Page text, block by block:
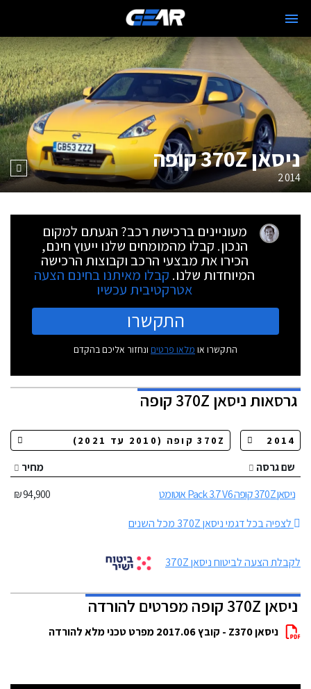
ניסאן 370Z קופה
2014
מעוניינים ברכישת רכב? הגעתם למקום
הנכון. קבלו מהמומחים שלנו ייעוץ חינם,
הכירו את מבצעי הרכב וקבוצות הרכישה
המיוחדות שלנו. קבלו מאיתנו בחינם הצעה
אטרקטיבית עכשיו
התקשרו
התקשרו או מלאו פרטים ונחזור אליכם בהקדם
גרסאותניסאן 370Z קופה
שם גרסה
מחיר
ניסאן 370Z קופה Pack 3.7 V6 אוטומט
94,900 ₪
לצפיה בכל דגמי ניסאן 370Z מכל השנים
לקבלת הצעה לביטוח ניסאן 370Z
ניסאן 370Z קופה מפרטים להורדה
ניסאן Z370 - קובץ 2017.06 מפרט טכני מלא להורדה